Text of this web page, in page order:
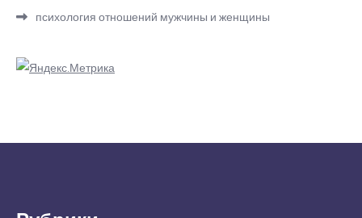
психология отношений мужчины и женщины